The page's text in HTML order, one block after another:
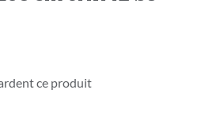
ce produit